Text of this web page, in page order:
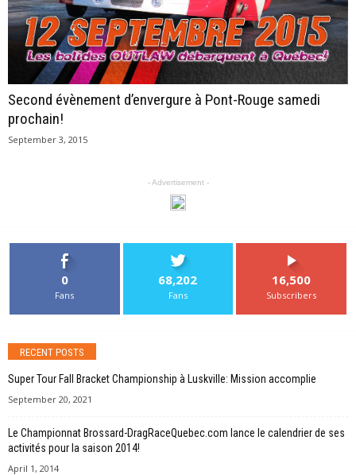
Second évènement d’envergure à Pont-Rouge samedi
prochain!
September 3, 2015
- Advertisement -
0
Fans
68,202
Fans
16,500
Subscribers
RECENT POSTS
Super Tour Fall Bracket Championship à Luskville: Mission accomplie
September 20, 2021
Le Championnat Brossard-DragRaceQuebec.com lance le calendrier de ses
activités pour la saison 2014!
April 1, 2014